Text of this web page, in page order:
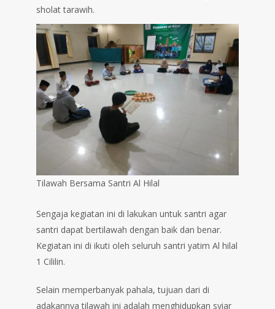
sholat tarawih.
Tilawah Bersama Santri Al Hilal
Sengaja kegiatan ini di lakukan untuk santri agar
santri dapat bertilawah dengan baik dan benar.
Kegiatan ini di ikuti oleh seluruh santri yatim Al hilal
1 Cililin.
Selain memperbanyak pahala, tujuan dari di
adakannya tilawah ini adalah menghidupkan syiar